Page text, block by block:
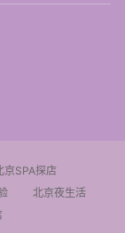
京SPA探店
北京夜生活